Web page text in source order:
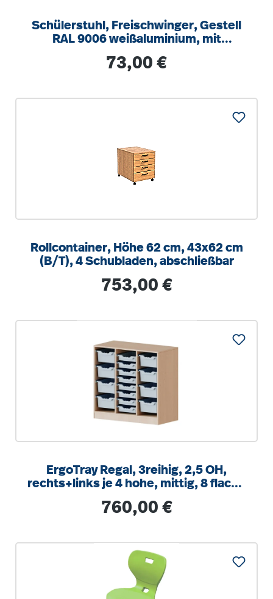
Schülerstuhl, Freischwinger, Gestell
RAL 9006 weißaluminium, mit
Regulärer Preis:
73,00 €
Rollcontainer, Höhe 62 cm, 43x62 cm
(B/T), 4 Schubladen, abschließbar
Regulärer Preis:
753,00 €
ErgoTray Regal, 3reihig, 2,5 OH,
rechts+links je 4 hohe, mittig, 8 flache
Regulärer Preis:
760,00 €